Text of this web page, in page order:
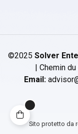
©2025 Solver
| Chemin
Email:
Sito protetto da